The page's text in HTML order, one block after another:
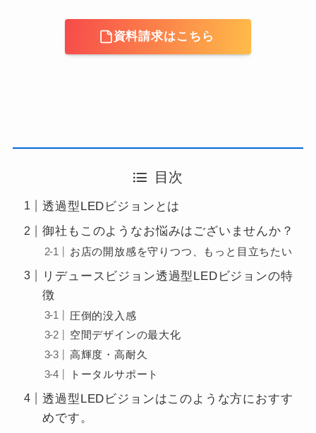
資料請求はこちら
目次
透過型LEDビジョンとは
御社もこのようなお悩みはございませんか？
お店の開放感を守りつつ、もっと目立ちたい
リデュースビジョン透過型LEDビジョンの特
徴
圧倒的没入感
空間デザインの最大化
高輝度・高耐久
トータルサポート
透過型LEDビジョンはこのような方におすす
めです。